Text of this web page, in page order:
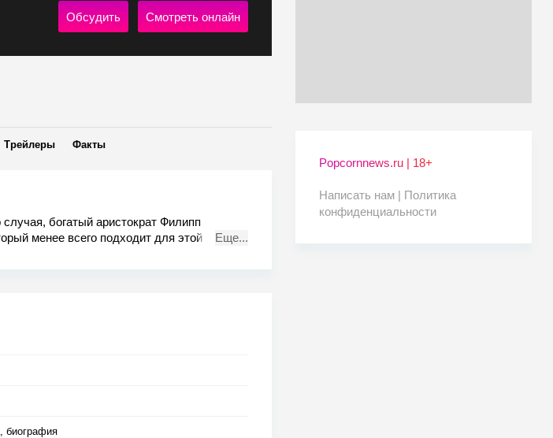
Обсудить Смотреть онлайн
Трейлеры Факты
богатый аристократ Филипп
менее всего подходит для этой
Еще...
биография
Popcornnews.ru | 18+
Написать нам | Политика
конфиденциальности